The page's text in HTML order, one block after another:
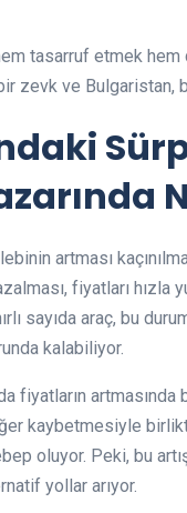
tasarruf etmek
zevk ve Bulgaristan,
artması
fiyatları
sayıda araç, bu
kalabiliyor.
fiyatların
kaybetmesiyle
oluyor. Peki, bu
yollar arıyor.